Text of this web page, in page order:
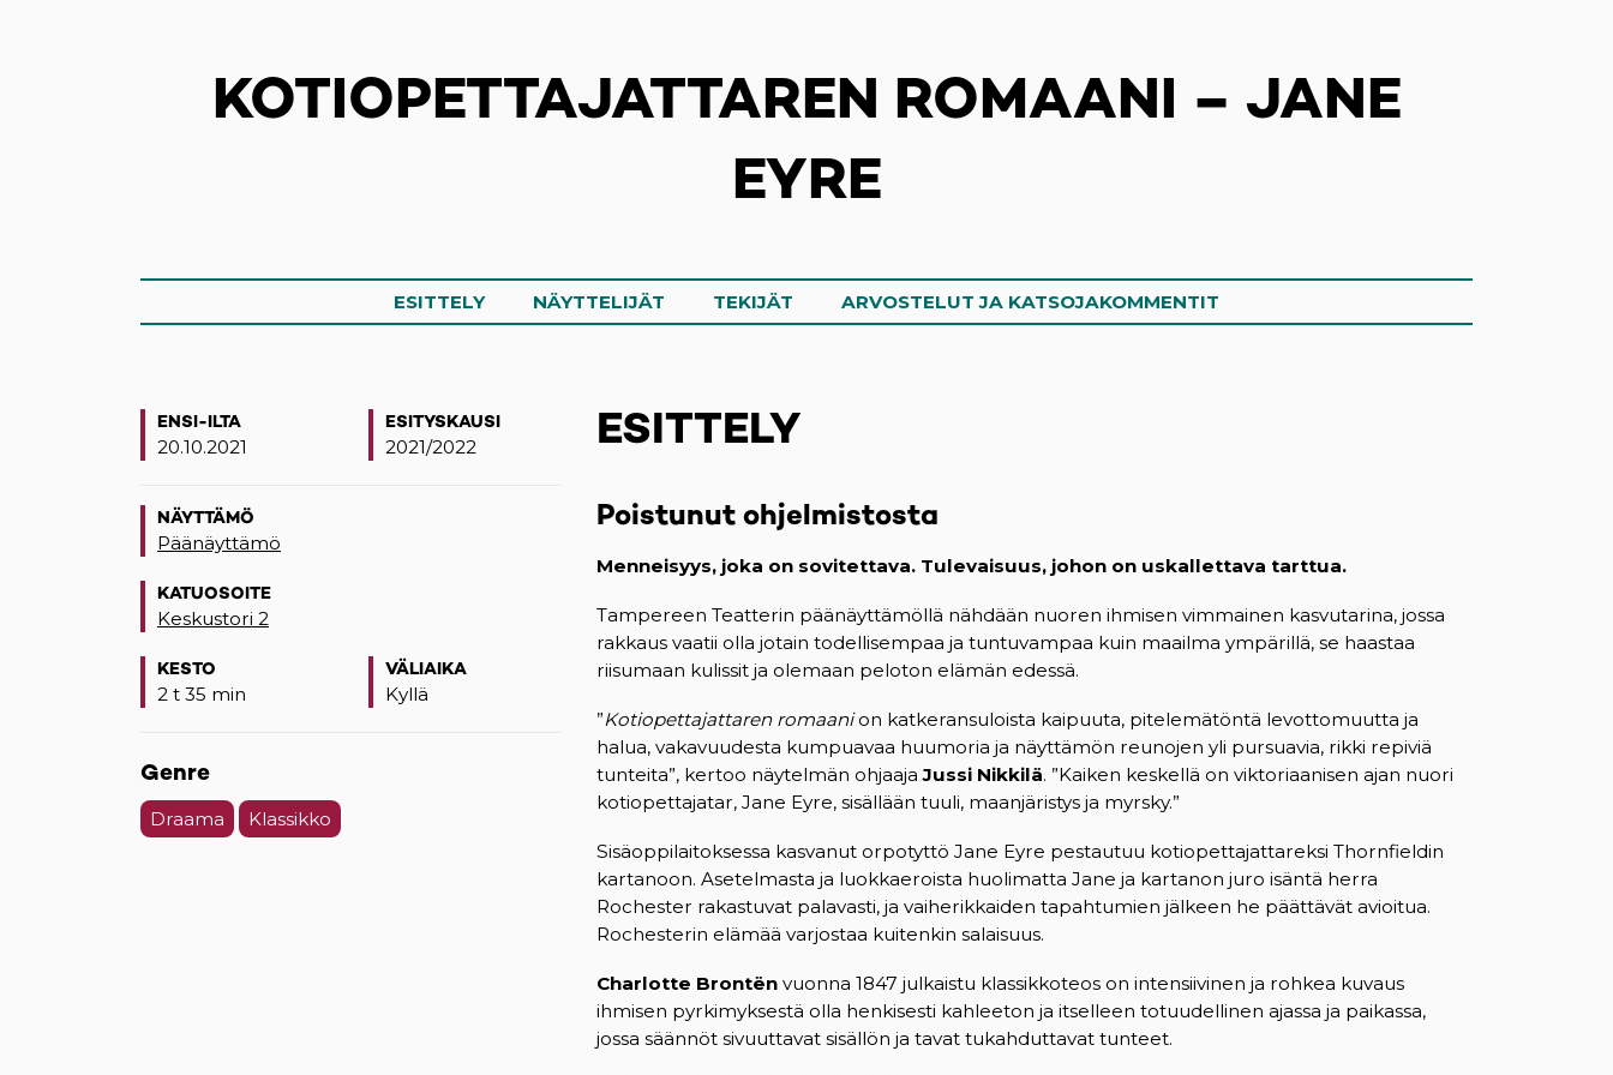
KOTIOPETTAJATTAREN ROMAANI – JANE
EYRE
ESITTELY NÄYTTELIJÄT TEKIJÄT ARVOSTELUT JA KATSOJAKOMMENTIT
ENSI-ILTA
20.10.2021
ESITYSKAUSI
2021/2022
NÄYTTÄMÖ
Päänäyttämö
KATUOSOITE
Keskustori 2
KESTO
2 t 35 min
VÄLIAIKA
Kyllä
Genre
Draama Klassikko
ESITTELY
Poistunut ohjelmistosta
Menneisyys, joka on sovitettava. Tulevaisuus, johon on uskallettava tarttua.
Tampereen Teatterin päänäyttämöllä nähdään nuoren ihmisen vimmainen kasvutarina, jossa
rakkaus vaatii olla jotain todellisempaa ja tuntuvampaa kuin maailma ympärillä, se haastaa
riisumaan kulissit ja olemaan peloton elämän edessä.
”Kotiopettajattaren romaanion katkeransuloista kaipuuta, pitelemätöntä levottomuutta ja
halua, vakavuudesta kumpuavaa huumoria ja näyttämön reunojen yli pursuavia, rikki repiviä
tunteita”, kertoo näytelmän ohjaajaJussi Nikkilä. ”Kaiken keskellä on viktoriaanisen ajan nuori
kotiopettajatar, Jane Eyre, sisällään tuuli, maanjäristys ja myrsky.”
Sisäoppilaitoksessa kasvanut orpotyttö Jane Eyre pestautuu kotiopettajattareksi Thornfieldin
kartanoon. Asetelmasta ja luokkaeroista huolimatta Jane ja kartanon juro isäntä herra
Rochester rakastuvat palavasti, ja vaiherikkaiden tapahtumien jälkeen he päättävät avioitua.
Rochesterin elämää varjostaa kuitenkin salaisuus.
Charlotte Brontën vuonna 1847 julkaistu klassikkoteos on intensiivinen ja rohkea kuvaus
ihmisen pyrkimyksestä olla henkisesti kahleeton ja itselleen totuudellinen ajassa ja paikassa,
jossa säännöt sivuuttavat sisällön ja tavat tukahduttavat tunteet.